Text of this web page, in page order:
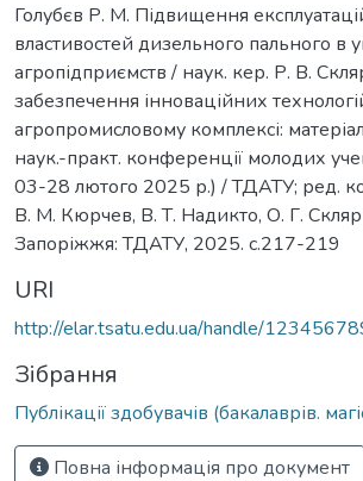
Голубєв Р. М. Підвищення
властивостей дизельного пального в
агропідприємств / наук. кер. Р. В.
забезпечення інноваційних
агропромисловому комплексі:
наук.-практ. конференції молодих
03-28 лютого 2025 р.) / ТДАТУ; ред.
В. М. Кюрчев, В. Т. Надикто, О. Г. Скляр
Запоріжжя: ТДАТУ, 2025. с.217-219
URI
http://elar.tsatu.edu.ua/handle/
Зібрання
Публікації здобувачів (бакалаврів.
Повна інформація про документ